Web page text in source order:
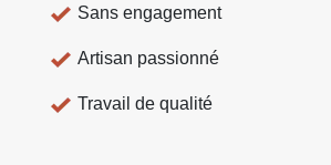
Sans engagement
Artisan passionné
Travail de qualité